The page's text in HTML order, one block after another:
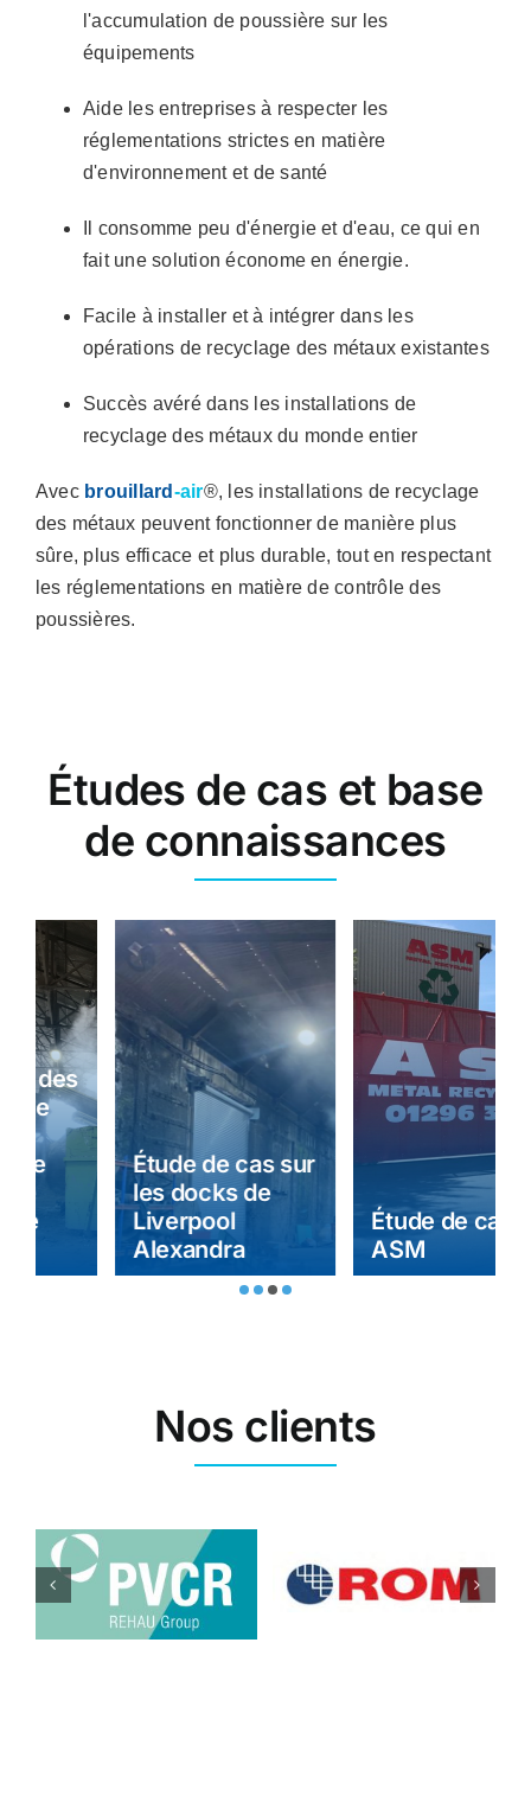
l'accumulation de poussière sur les
équipements
Aide les entreprises à respecter les
réglementations strictes en matière
d'environnement et de santé
Il consomme peu d'énergie et d'eau, ce qui en
fait une solution économe en énergie.
Facile à installer et à intégrer dans les
opérations de recyclage des métaux existantes
Succès avéré dans les installations de
recyclage des métaux du monde entier
Avec brouillard -air®, les installations de recyclage
des métaux peuvent fonctionner de manière plus
sûre, plus efficace et plus durable, tout en respectant
les réglementations en matière de contrôle des
poussières.
Études de cas et base
de connaissances
Étude de cas sur
les docks de
Liverpool
Alexandra
Étude de cas
Nos clients